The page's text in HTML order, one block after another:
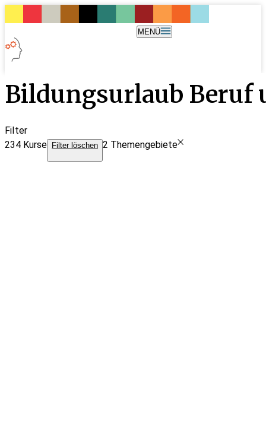
MENÜ
Bildungsurlaub Beruf
Filter
234 Kurse Filter löschen 2 Themengebiete